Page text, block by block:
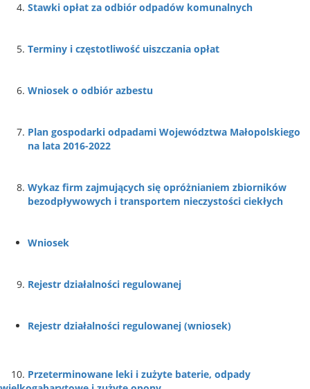
Stawki opłat za odbiór odpadów komunalnych
Terminy i częstotliwość uiszczania opłat
Wniosek o odbiór azbestu
Plan gospodarki odpadami Województwa Małopolskiego
na lata 2016-2022
Wykaz firm zajmujących się opróżnianiem zbiorników
bezodpływowych i transportem nieczystości ciekłych
Wniosek
Rejestr działalności regulowanej
Rejestr działalności regulowanej (wniosek)
10. Przeterminowane leki i zużyte baterie, odpady